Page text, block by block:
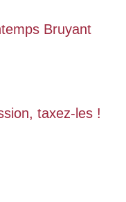
Bruyant
taxez-les !